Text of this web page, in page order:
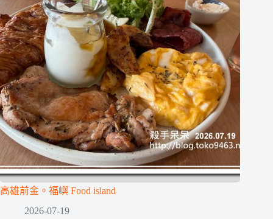
高雄前金。福嶼 Food island
2026-07-19